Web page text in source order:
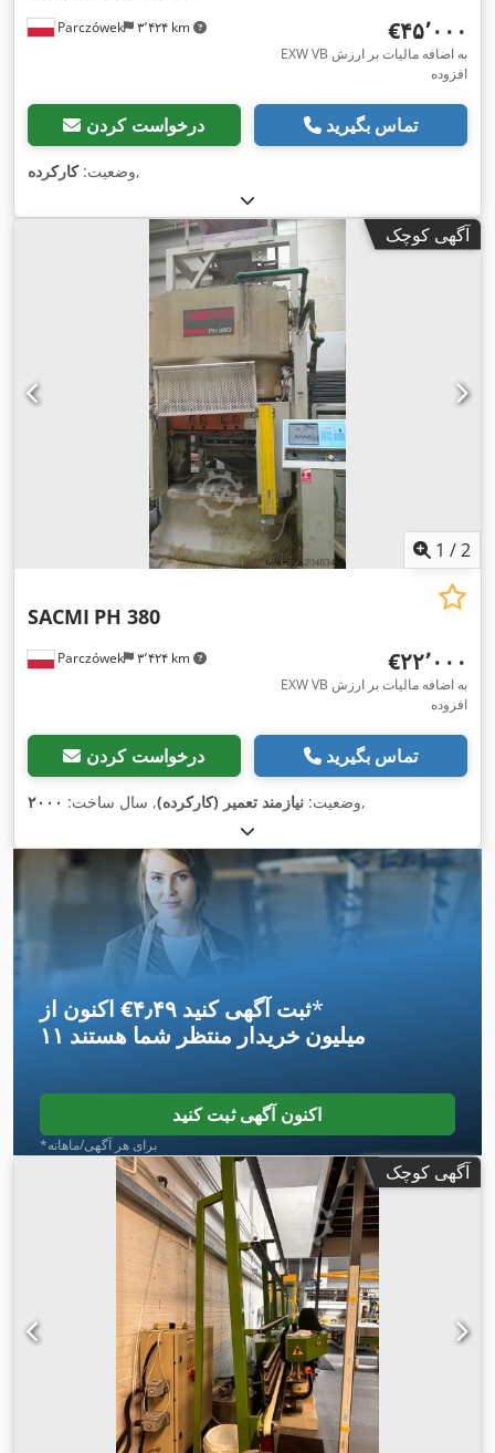
Parczówek ۳٬۴۲۴ km ‎€۴۵٬۰۰۰
EXW VB به اضافه مالیات بر ارزش
افزوده
درخواست کردن تماس بگیرید
وضعیت:کارکرده ,
آگهی کوچک
1 /2
Parczówek ۳٬۴۲۴ km
SACMI PH 380
‎€۲۲٬۰۰۰
EXW VB به اضافه مالیات بر ارزش
افزوده
درخواست کردن تماس بگیرید
وضعیت: نیازمند تعمیر (کارکرده), سال ساخت: ۲۰۰۰ ,
اکنون از ‎€۴٫۴۹ ثبت آگهی کنید*
۱۱ میلیون خریدار منتظر شما هستند
اکنون آگهی ثبت کنید
*برای هر آگهی/ماهانه
آگهی کوچک